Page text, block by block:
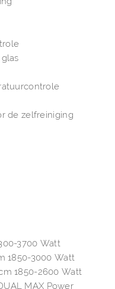
de zelfreiniging
3700 Watt
1850-3000 Watt
1850-2600 Watt
MAX Power